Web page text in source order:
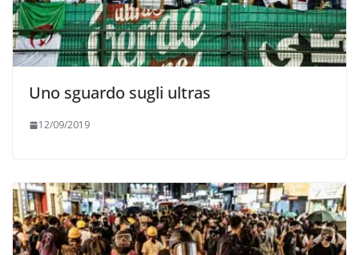
Uno sguardo sugli ultras
12/09/2019